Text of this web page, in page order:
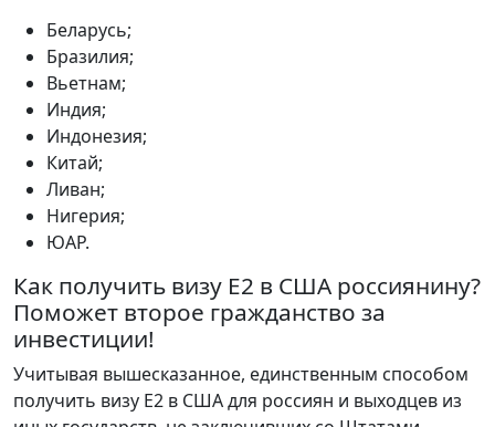
Беларусь;
Бразилия;
Вьетнам;
Индия;
Индонезия;
Китай;
Ливан;
Нигерия;
ЮАР.
Как получить визу E2 в США россиянину?
Поможет второе гражданство за
инвестиции!
Учитывая вышесказанное, единственным способом
получить визу E2 в США для россиян и выходцев из